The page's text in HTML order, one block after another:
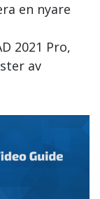
en nyare
2021 Pro,
av